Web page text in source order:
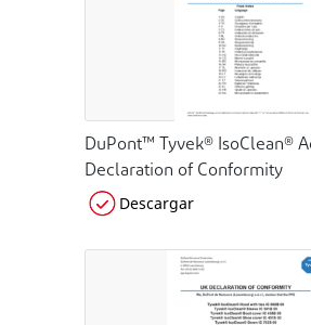
DuPont™ Tyvek® IsoClean®
Declaration of Conformity
Descargar